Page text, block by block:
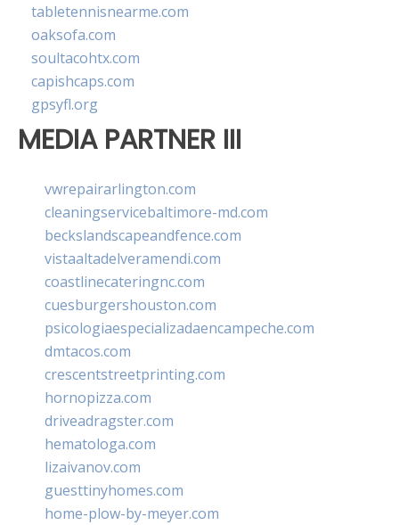
tabletennisnearme.com
oaksofa.com
soultacohtx.com
capishcaps.com
gpsyfl.org
MEDIA PARTNER III
vwrepairarlington.com
cleaningservicebaltimore-md.com
beckslandscapeandfence.com
vistaaltadelveramendi.com
coastlinecateringnc.com
cuesburgershouston.com
psicologiaespecializadaencampeche.com
dmtacos.com
crescentstreetprinting.com
hornopizza.com
driveadragster.com
hematologa.com
lizaivanov.com
guesttinyhomes.com
home-plow-by-meyer.com